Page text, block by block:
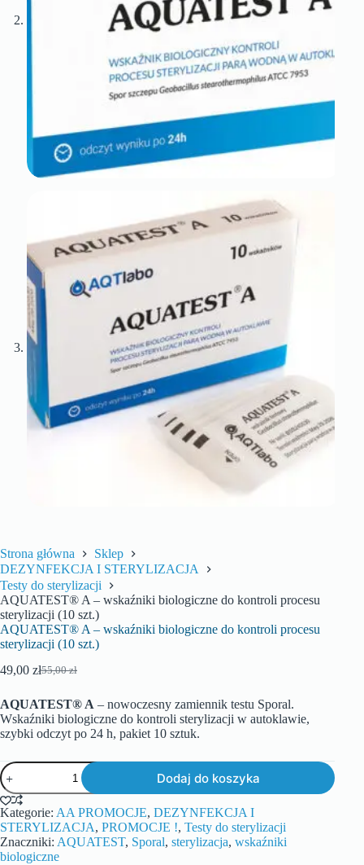
Strona główna
Sklep
DEZYNFEKCJA I STERYLIZACJA
Testy do sterylizacji
AQUATEST® A – wskaźniki biologiczne do kontroli procesu
sterylizacji (10 szt.)
AQUATEST® A – wskaźniki biologiczne do kontroli procesu
sterylizacji (10 szt.)
55,00zł
49,00 zł
AQUATEST® A – nowoczesny zamiennik testu Sporal.
Wskaźniki biologiczne do kontroli sterylizacji w autoklawie,
szybki odczyt po 24 h, pakiet 10 sztuk.
Dodaj do koszyka
Kategorie: AA PROMOCJE, DEZYNFEKCJA I
STERYLIZACJA, PROMOCJE !, Testy do sterylizacji
Znaczniki: AQUATEST, Sporal, sterylizacja, wskaźniki
biologiczne